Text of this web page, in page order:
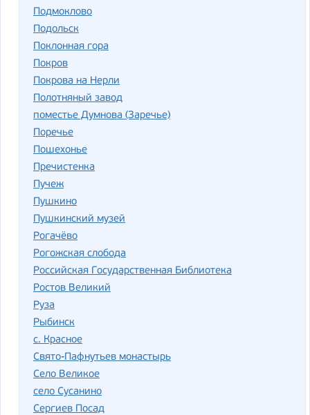
Подмоклово
Подольск
Поклонная гора
Покров
Покрова на Нерли
Полотняный завод
поместье Думнова (Заречье)
Поречье
Пошехонье
Пречистенка
Пучеж
Пушкино
Пушкинский музей
Рогачёво
Рогожская слобода
Российская Государственная Библиотека
Ростов Великий
Руза
Рыбинск
с. Красное
Свято-Пафнутьев монастырь
Село Великое
село Сусанино
Сергиев Посад